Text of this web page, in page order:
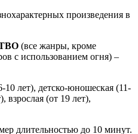
произведения в
(все жанры, кроме
с использованием огня) –
10 лет), детско-юношеская (11-
взрослая (от 19 лет),
длительностью до 10 минут.